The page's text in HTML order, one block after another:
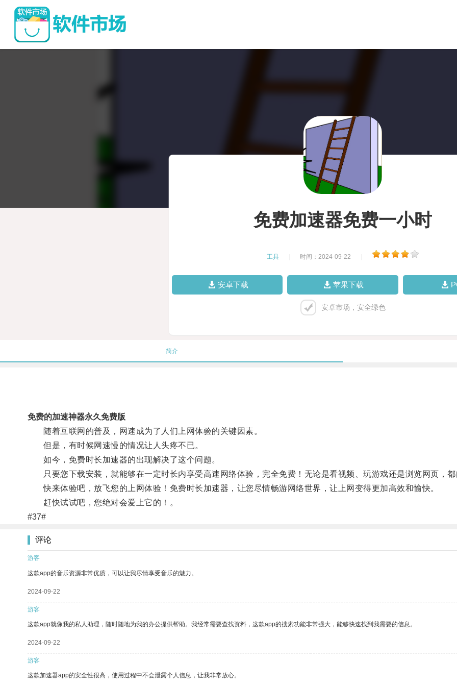
免费加速器免费一小时
工具 时间：2024-09-22
安卓下载 苹果下载
安卓市场，安全绿色
简介
免费的加速神器永久免费版
随着互联网的普及，网速成为了人们上网体验的关键因素。
但是，有时候网速慢的情况让人头疼不已。
如今，免费时长加速器的出现解决了这个问题。
只要您下载安装，就能够在一定时长内享受高速网络体验，完全免费！无论是看视频、玩游戏还是浏览网页，都
快来体验吧，放飞您的上网体验！免费时长加速器，让您尽情畅游网络世界，让上网变得更加高效和愉快。
赶快试试吧，您绝对会爱上它的！。
#37#
评论
游客
这款app的音乐资源非常优质，可以让我尽情享受音乐的魅力。
2024-09-22
游客
这款app就像我的私人助理，随时随地为我的办公提供帮助。我经常需要查找资料，这款app的搜索功能非常强大，能够快速找到我需要的信息。
2024-09-22
游客
这款加速器app的安全性很高，使用过程中不会泄露个人信息，让我非常放心。